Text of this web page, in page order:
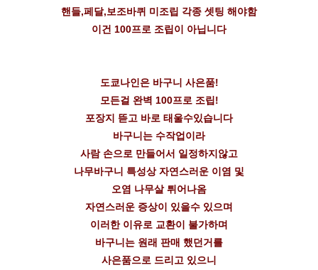
핸들,페달,보조바퀴 미조립 각종 셋팅 해야함
이건 100프로 조립이 아닙니다
도쿄나인은 바구니 사은품!
모든걸 완벽 100프로 조립!
포장지 뜯고 바로 태울수있습니다
바구니는 수작업이라
사람 손으로 만들어서 일정하지않고
나무바구니 특성상 자연스러운 이염 및
오염 나무살 튀어나옴
자연스러운 증상이 있을수 있으며
이러한 이유로 교환이 불가하며
바구니는 원래 판매 했던거를
사은품으로 드리고 있으니